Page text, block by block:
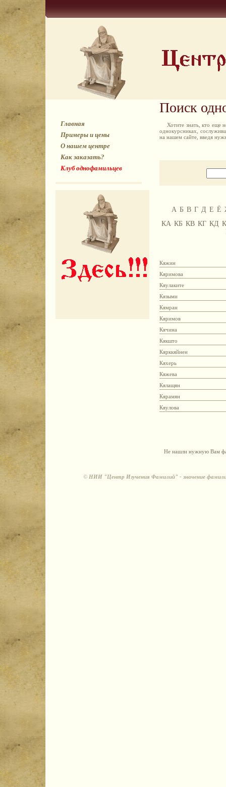
Главная
Примеры и цены
О нашем центре
Как заказать?
Клуб однофамильцев
Поиск
Хотите знать, кто еще
однокурсниках,
на нашем сайте, введя
А Б В Г Д Е Ё
КА КБ КВ КГ КД
Кяжин
Кяримова
Кяулаките
Кязыми
Кямран
Кяримов
Кячина
Кякшто
Кярккяйнен
Кяхерь
Кяжева
Кялащян
Кярамян
Кяулова
Не нашли нужную Вам
© НИИ "Центр Изучения Фамилий" - значение